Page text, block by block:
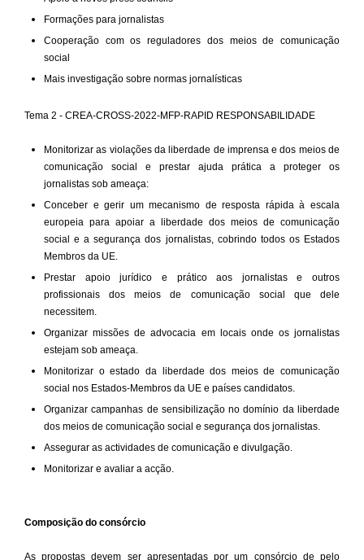
Formações para jornalistas
Cooperação com os reguladores dos meios de comunicação
social
Mais investigação sobre normas jornalísticas
Tema 2 - CREA-CROSS-2022-MFP-RAPID RESPONSABILIDADE
Monitorizar as violações da liberdade de imprensa e dos meios de
comunicação social e prestar ajuda prática a proteger os
jornalistas sob ameaça:
Conceber e gerir um mecanismo de resposta rápida à escala
europeia para apoiar a liberdade dos meios de comunicação
social e a segurança dos jornalistas, cobrindo todos os Estados
Membros da UE.
Prestar apoio jurídico e prático aos jornalistas e outros
profissionais dos meios de comunicação social que dele
necessitem.
Organizar missões de advocacia em locais onde os jornalistas
estejam sob ameaça.
Monitorizar o estado da liberdade dos meios de comunicação
social nos Estados-Membros da UE e países candidatos.
Organizar campanhas de sensibilização no domínio da liberdade
dos meios de comunicação social e segurança dos jornalistas.
Assegurar as actividades de comunicação e divulgação.
Monitorizar e avaliar a acção.
Composição do consórcio
As propostas devem ser apresentadas por um consórcio de pelo